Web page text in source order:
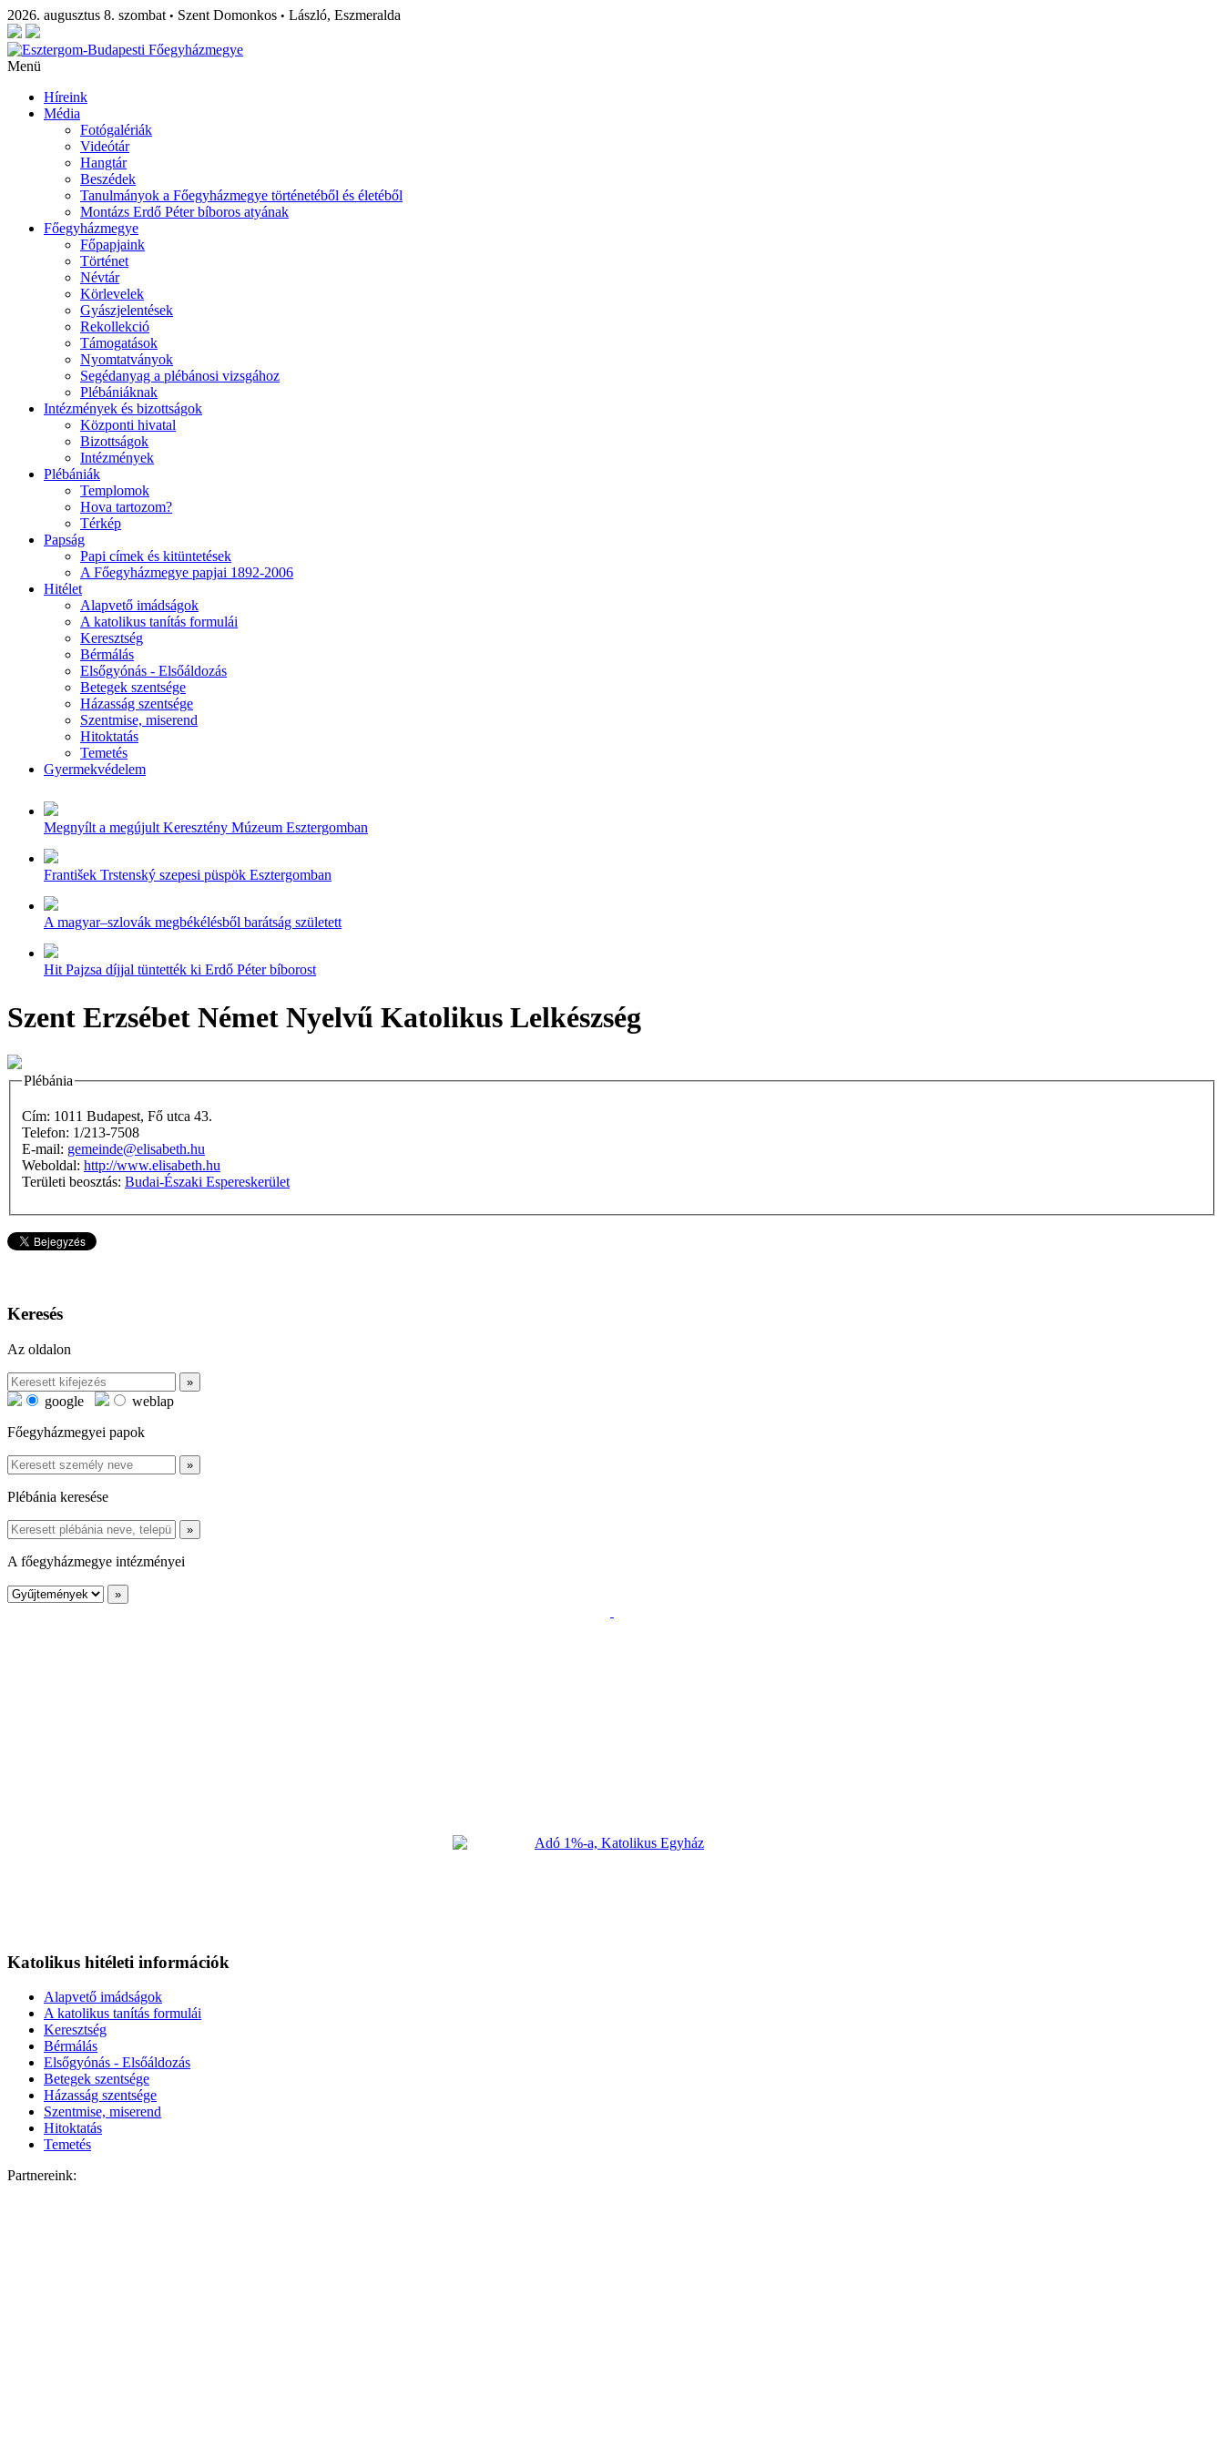
2026. augusztus 8. szombat • Szent Domonkos • László, Eszmeralda
Menü
Híreink
Média
Fotógalériák
Videótár
Hangtár
Beszédek
Tanulmányok a Főegyházmegye történetéből és életéből
Montázs Erdő Péter bíboros atyának
Főegyházmegye
Főpapjaink
Történet
Névtár
Körlevelek
Gyászjelentések
Rekollekció
Támogatások
Nyomtatványok
Segédanyag a plébánosi vizsgához
Plébániáknak
Intézmények és bizottságok
Központi hivatal
Bizottságok
Intézmények
Plébániák
Templomok
Hova tartozom?
Térkép
Papság
Papi címek és kitüntetések
A Főegyházmegye papjai 1892-2006
Hitélet
Alapvető imádságok
A katolikus tanítás formulái
Keresztség
Bérmálás
Elsőgyónás - Elsőáldozás
Betegek szentsége
Házasság szentsége
Szentmise, miserend
Hitoktatás
Temetés
Gyermekvédelem
Megnyílt a megújult Keresztény Múzeum Esztergomban
František Trstenský szepesi püspök Esztergomban
A magyar–szlovák megbékélésből barátság született
Hit Pajzsa díjjal tüntették ki Erdő Péter bíborost
Szent Erzsébet Német Nyelvű Katolikus Lelkészség
Plébánia
Cím: 1011 Budapest, Fő utca 43.
Telefon: 1/213-7508
E-mail: gemeinde@elisabeth.hu
Weboldal: http://www.elisabeth.hu
Területi beosztás: Budai-Északi Espereskerület
Keresés
Az oldalon
google
weblap
Főegyházmegyei papok
Plébánia keresése
A főegyházmegye intézményei
Katolikus hitéleti információk
Alapvető imádságok
A katolikus tanítás formulái
Keresztség
Bérmálás
Elsőgyónás - Elsőáldozás
Betegek szentsége
Házasság szentsége
Szentmise, miserend
Hitoktatás
Temetés
Partnereink: